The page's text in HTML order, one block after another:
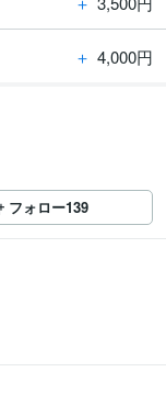
＋ 4,000円
フォロー139